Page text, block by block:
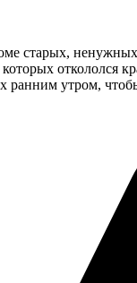
старых,
ранним утром,